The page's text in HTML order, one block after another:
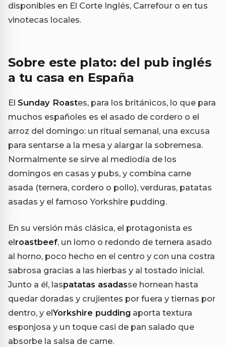
disponibles en El Corte Inglés, Carrefour o en tus
vinotecas locales.
Sobre este plato: del pub inglés
a tu casa en España
El Sunday Roastes, para los británicos, lo que para
muchos españoles es el asado de cordero o el
arroz del domingo: un ritual semanal, una excusa
para sentarse a la mesa y alargar la sobremesa.
Normalmente se sirve al mediodía de los
domingos en casas y pubs, y combina carne
asada (ternera, cordero o pollo), verduras, patatas
asadas y el famoso Yorkshire pudding.
En su versión más clásica, el protagonista es
elroastbeef, un lomo o redondo de ternera asado
al horno, poco hecho en el centro y con una costra
sabrosa gracias a las hierbas y al tostado inicial.
Junto a él, laspatatas asadasse hornean hasta
quedar doradas y crujientes por fuera y tiernas por
dentro, y elYorkshire pudding aporta textura
esponjosa y un toque casi de pan salado que
absorbe la salsa de carne.